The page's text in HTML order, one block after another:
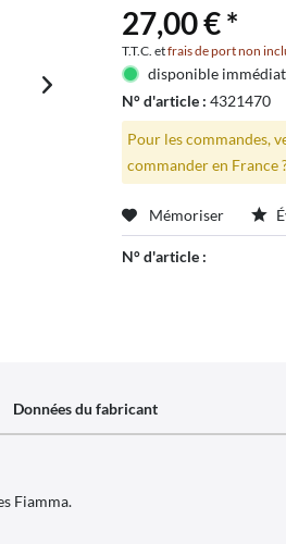
27,00 € *
T.T.C. etfrais de port non
disponible
N° d'article : 4321470
Pour les commandes,
commander en France
Mémoriser
N° d'article :
Données du fabricant
Fiamma.